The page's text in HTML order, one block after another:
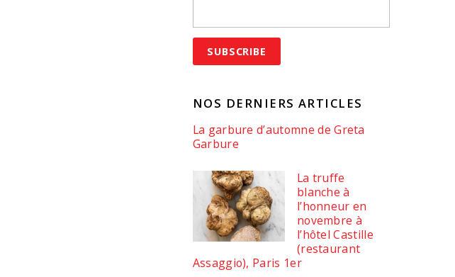
NOS DERNIERS ARTICLES
La garbure d’automne de Greta
Garbure
La truffe
blanche à
l’honneur en
novembre à
l’hôtel Castille
(restaurant
Assaggio), Paris 1er